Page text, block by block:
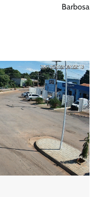
Barbosa